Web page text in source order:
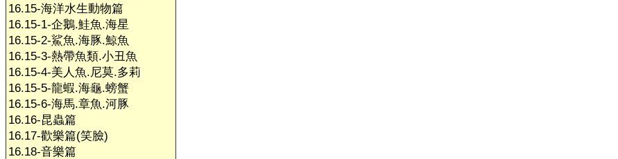
16.15-海洋水生動物篇
16.15-1-企鵝.鮭魚.海星
16.15-2-鯊魚.海豚.鯨魚
16.15-3-熱帶魚類.小丑魚
16.15-4-美人魚.尼莫.多莉
16.15-5-龍蝦.海龜.螃蟹
16.15-6-海馬.章魚.河豚
16.16-昆蟲篇
16.17-歡樂篇(笑臉)
16.18-音樂篇